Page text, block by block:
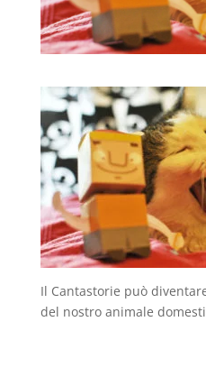
Il Cantastorie può
del nostro animale